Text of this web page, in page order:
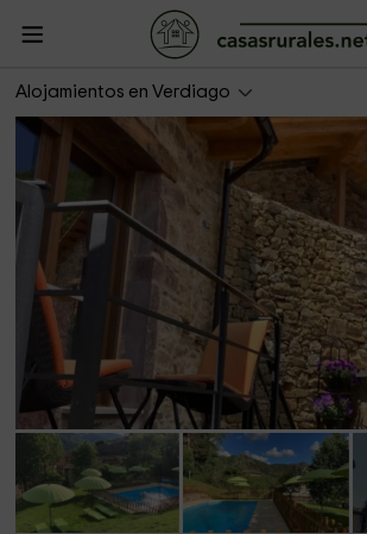
Alojamientos en Verdiago
El Refugio de Verdiago II